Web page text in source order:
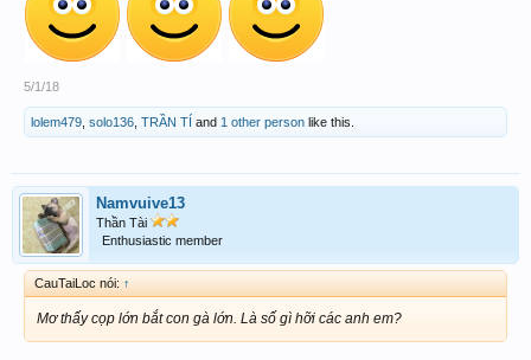
5/1/18
lolem479 solo136 TRẦN TÍ and 1 other person like this.
Namvuive13
Thần Tài
Enthusiastic member
CauTaiLoc nói: ↑
Mơ thấy cọp lớn bắt con gà lớn. Là số gì hỡi các anh em?